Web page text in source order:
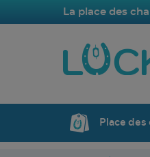
La place des
Place des